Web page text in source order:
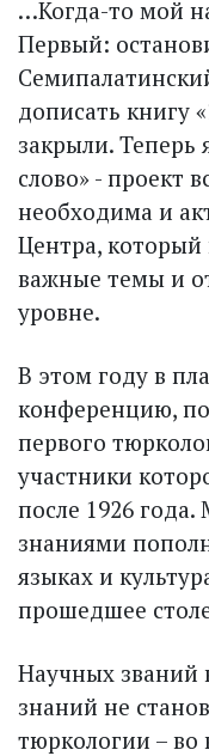
…Когда-то мой
Первый:
дописать книгу
закрыли. Теперь
слово» - проект
необходима и
Центра, который
важные темы и
уровне.
В этом году в
конференцию,
первого
участники
после 1926
знаниями
языках и
прошедшее
Научных званий
знаний не
тюркологии – во